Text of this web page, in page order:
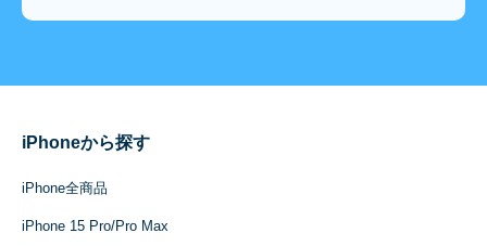
iPhoneから探す
iPhone全商品
iPhone 15 Pro/Pro Max